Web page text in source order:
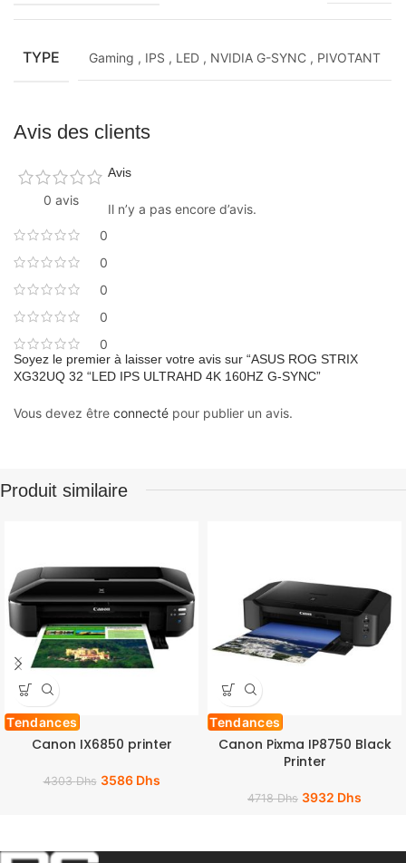
TYPE Gaming , IPS , LED , NVIDIA G-SYNC , PIVOTANT
Avis des clients
0 avis
0
0
0
0
0
Avis
Il n’y a pas encore d’avis.
Soyez le premier à laisser votre avis sur “ASUS ROG STRIX
XG32UQ 32 “LED IPS ULTRAHD 4K 160HZ G-SYNC”
Vous devez être connecté pour publier un avis.
Produit similaire
Tendances
Canon IX6850 printer
4303Dhs 3586 Dhs
Tendances
Canon Pixma IP8750 Black
Printer
4718Dhs 3932 Dhs